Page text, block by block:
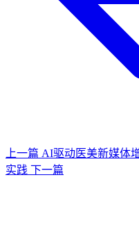
上一篇 AI驱动医美新媒体
实践 下一篇